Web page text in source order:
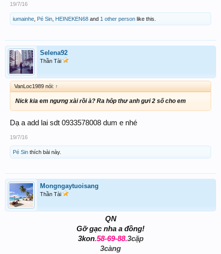
19/7/16
iumainhe Pé Sin HEINEKEN68 and 1 other person like this.
Selena92
Thần Tài
VanLoc1989 nói: ↑
Nick kia em ngưng xài rồi à? Ra hôp thư anh gưi 2 số cho em
Dạ a add lai sdt 0933578008 dum e nhé
19/7/16
Pé Sin thích bài này.
Mongngaytuoisang
Thần Tài
QN
Gỡ gạc nha a đồng!
3kon.58-69-88.3cặp
3càng